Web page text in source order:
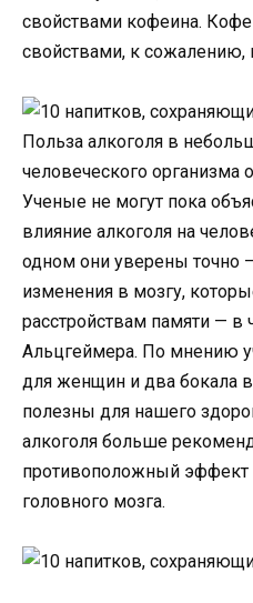
свойствами кофеина.
свойствами, к сожалению,
Польза алкоголя в
человеческого организма
Ученые не могут пока
влияние алкоголя на
одном они уверены точно
изменения в мозгу,
расстройствам памяти — в
Альцгеймера. По мнению
для женщин и два бокала
полезны для нашего
алкоголя больше
противоположный
головного мозга.